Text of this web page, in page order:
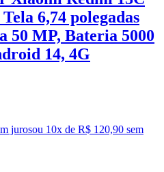
6,74 polegadas
50 MP, Bateria 5000
14, 4G
jurosou 10x de R$ 120,90 sem